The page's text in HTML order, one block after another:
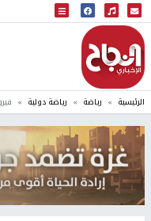
البث المباشر
إذاعة النجاح
الرئيسية رياضة رياضة دولية